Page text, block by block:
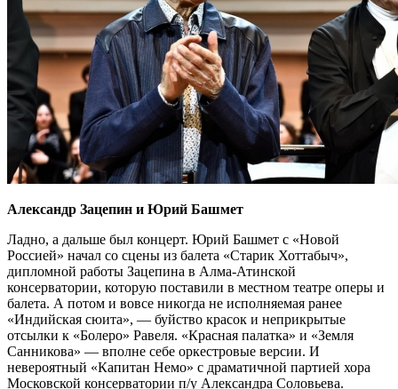
Александр Зацепин и Юрий Башмет
Ладно, а дальше был концерт. Юрий Башмет с «Новой
Россией» начал со сцены из балета «Старик Хоттабыч»,
дипломной работы Зацепина в Алма-Атинской
консерватории, которую поставили в местном театре оперы и
балета. А потом и вовсе никогда не исполняемая ранее
«Индийская сюита», — буйство красок и неприкрытые
отсылки к «Болеро» Равеля. «Красная палатка» и «Земля
Санникова» — вполне себе оркестровые версии. И
невероятный «Капитан Немо» с драматичной партией хора
Московской консерватории п/у Александра Соловьева.